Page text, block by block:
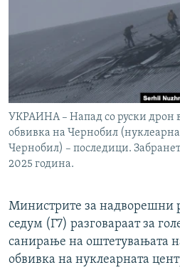
УКРАИНА – Напад со руски дрон
обвивка на Чернобил
Чернобил) – последици.
2025 година.
Министрите за надворешни
седум (Г7) разговараат за
санирање на оштетувањата
обвивка на нуклеарната